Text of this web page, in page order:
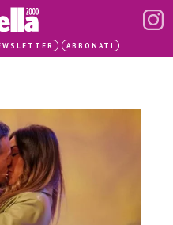
ABBONATI